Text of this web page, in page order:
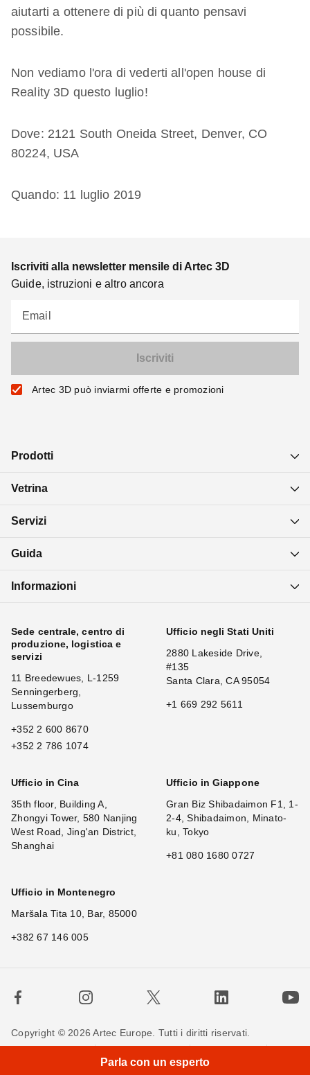
aiutarti a ottenere di più di quanto pensavi
possibile.
Non vediamo l'ora di vederti all'open house di
Reality 3D questo luglio!
Dove: 2121 South Oneida Street, Denver, CO
80224, USA
Quando: 11 luglio 2019
Iscriviti alla newsletter mensile di Artec 3D
Guide, istruzioni e altro ancora
Email
Artec 3D può inviarmi offerte e promozioni
Prodotti
Vetrina
Servizi
Guida
Informazioni
Sede centrale, centro di
produzione, logistica e
servizi
11 Breedewues, L-1259
Senningerberg,
Lussemburgo
+352 2 600 8670
+352 2 786 1074
Ufficio negli Stati Uniti
2880 Lakeside Drive,
#135
Santa Clara, CA 95054
+1 669 292 5611
Ufficio in Cina
35th floor, Building A,
Zhongyi Tower, 580 Nanjing
West Road, Jing'an District,
Shanghai
Ufficio in Giappone
Gran Biz Shibadaimon F1, 1-
2-4, Shibadaimon, Minato-
ku, Tokyo
+81 080 1680 0727
Ufficio in Montenegro
Maršala Tita 10, Bar, 85000
+382 67 146 005
Copyright © 2026 Artec Europe. Tutti i diritti riservati.
Contattaci
Parla con un esperto